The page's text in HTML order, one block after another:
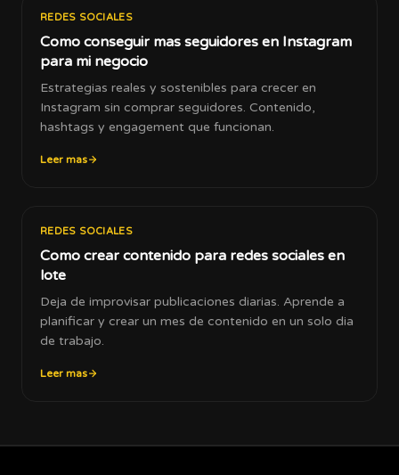
REDES SOCIALES
Como conseguir mas seguidores en Instagram
para mi negocio
Estrategias reales y sostenibles para crecer en
Instagram sin comprar seguidores. Contenido,
hashtags y engagement que funcionan.
Leer mas
REDES SOCIALES
Como crear contenido para redes sociales en
lote
Deja de improvisar publicaciones diarias. Aprende a
planificar y crear un mes de contenido en un solo dia
de trabajo.
Leer mas